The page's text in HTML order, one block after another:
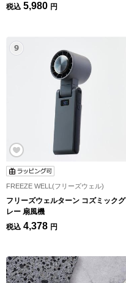
税込 5,980 円
FREEZE WELL(フリーズウェル)
フリーズウェルターン コズミックグ
レー 扇風機
税込 4,378 円